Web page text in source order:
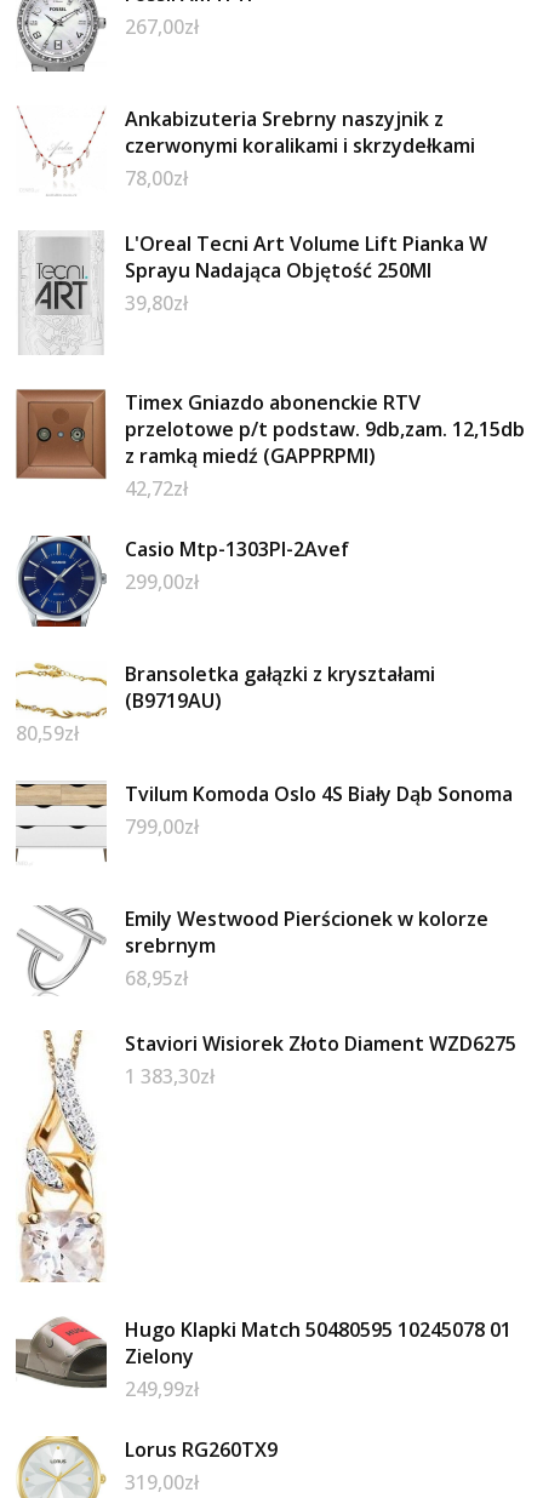
267,00zł
Ankabizuteria Srebrny naszyjnik z
czerwonymi koralikami i skrzydełkami
78,00zł
L'Oreal Tecni Art Volume Lift Pianka W
Sprayu Nadająca Objętość 250Ml
39,80zł
Timex Gniazdo abonenckie RTV
przelotowe p/t podstaw. 9db,zam. 12,15db
z ramką miedź (GAPPRPMI)
42,72zł
Casio Mtp-1303Pl-2Avef
299,00zł
Bransoletka gałązki z kryształami
(B9719AU)
80,59zł
Tvilum Komoda Oslo 4S Biały Dąb Sonoma
799,00zł
Emily Westwood Pierścionek w kolorze
srebrnym
68,95zł
Staviori Wisiorek Złoto Diament WZD6275
1 383,30zł
Hugo Klapki Match 50480595 10245078 01
Zielony
249,99zł
Lorus RG260TX9
319,00zł